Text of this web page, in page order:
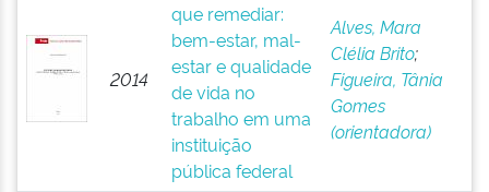
2014
que remediar:
bem-estar, mal-
estar e qualidade
de vida no
trabalho em uma
instituição
pública federal
Alves, Mara
Clélia Brito;
Figueira, Tânia
Gomes
(orientadora)